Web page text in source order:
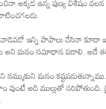
అక్కడ ఉన్న పుణ్య
వాడెవడో ఇన్ని పాపాలు చేసినా కూడా
అని మనం సమాధాన పడాలి. అదే
మనం
వుంటే అది ముల్లుతో